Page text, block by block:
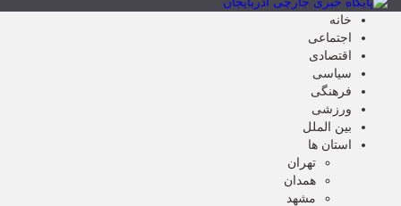
خانه
اجتماعی
اقتصادی
سیاسی
فرهنگی
ورزشی
بین الملل
استان ها
تهران
همدان
مشهد